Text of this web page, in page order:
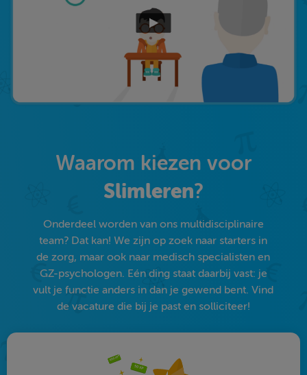
Waarom kiezen voor
Slimleren?
Onderdeel worden van ons multidisciplinaire
team? Dat kan! We zijn op zoek naar starters in
de zorg, maar ook naar medisch specialisten en
GZ-psychologen. Eén ding staat daarbij vast: je
vult je functie anders in dan je gewend bent. Vind
de vacature die bij je past en solliciteer!